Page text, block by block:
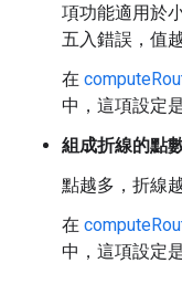
項功能適用於
五入錯誤，值
在
中，這項設定
組成折線的點
點越多，折線
在
中，這項設定